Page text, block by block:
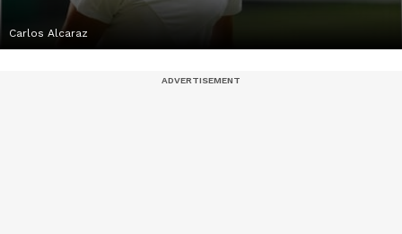
Carlos Alcaraz